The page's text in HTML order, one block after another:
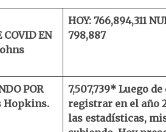
COVID EN
HOY: 766,894,311
798,887
POR
Hopkins.
7,507,739* Luego
registrar en el año
las estadísticas,